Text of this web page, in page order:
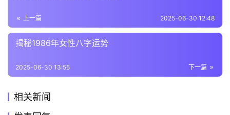
上一篇 2025-06-30 12:48
揭秘1986年女性八字运势
下一篇
2025-06-30 13:55
相关新闻